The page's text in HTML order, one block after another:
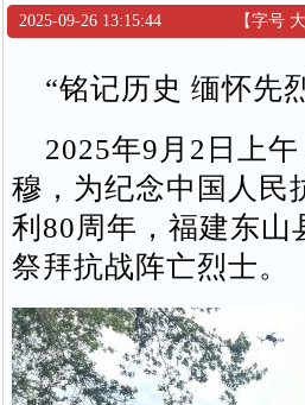
2025-09-26 13:15:44 【字号 大
“铭记历史 缅怀先
2025年9月2日上午
穆，为纪念中国人民
利80周年，福建东
祭拜抗战阵亡烈士。